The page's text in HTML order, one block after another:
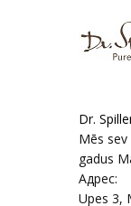
Dr.
Mēs
gadus
Адрес:
Upes 3,